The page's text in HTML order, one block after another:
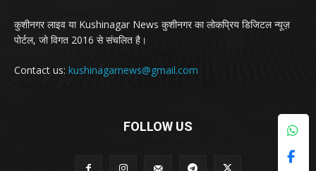
कुशीनगर लाइव या Kushinagar News कुशीनगर का लोकप्रिय डिजिटल न्यूज़
पोर्टल, जो विगत 2016 से संचलित है।
Contact us: kushinagarnews@gmail.com
FOLLOW US